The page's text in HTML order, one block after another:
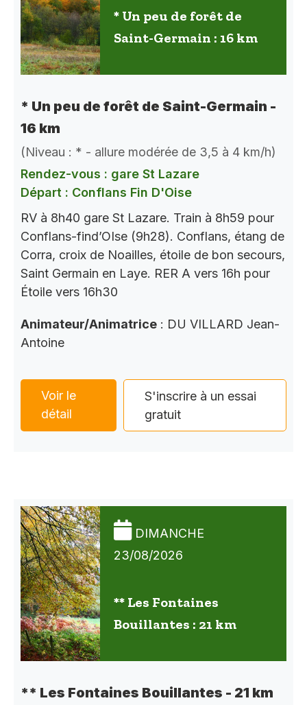
* Un peu de forêt de
Saint-Germain : 16 km
* Un peu de forêt de Saint-Germain -
16 km
(Niveau : * - allure modérée de 3,5 à 4 km/h)
Rendez-vous : gare St Lazare
Départ : Conflans Fin D'Oise
RV à 8h40 gare St Lazare. Train à 8h59 pour
Conflans-find’OIse (9h28). Conflans, étang de
Corra, croix de Noailles, étoile de bon secours,
Saint Germain en Laye. RER A vers 16h pour
Étoile vers 16h30
Animateur/Animatrice : DU VILLARD Jean-
Antoine
Voir le
détail
S'inscrire à un essai
gratuit
DIMANCHE
23/08/2026
** Les Fontaines
Bouillantes : 21 km
** Les Fontaines Bouillantes - 21 km